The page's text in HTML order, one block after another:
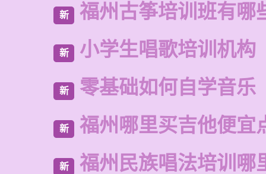
新 福州古筝培训班有哪
新 小学生唱歌培训机构
新 零基础如何自学音乐
新 福州哪里买吉他便宜
新 福州民族唱法培训哪